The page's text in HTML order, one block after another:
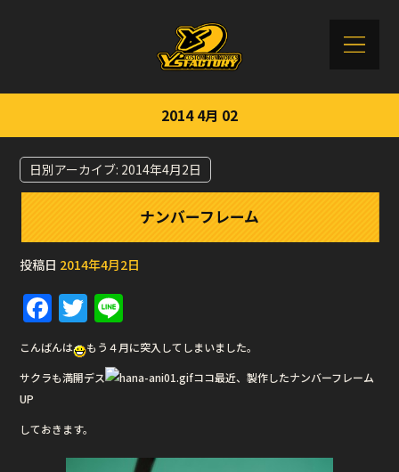
2014 4月 02
日別アーカイブ: 2014年4月2日
ナンバーフレーム
投稿日 2014年4月2日
F
a
c
e
b
o
T
w
it
te
n
e
こんばんは
もう４月に突入してしまいました。
サクラも満開デス
ココ最近、製作したナンバーフレーム
UP
しておきます。